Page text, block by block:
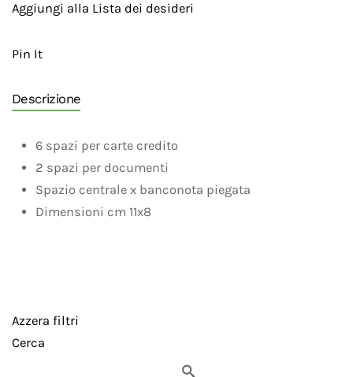
Aggiungi alla Lista dei desideri
Pin It
Descrizione
6 spazi per carte credito
2 spazi per documenti
Spazio centrale x banconota piegata
Dimensioni cm 11x8
Azzera filtri
Cerca